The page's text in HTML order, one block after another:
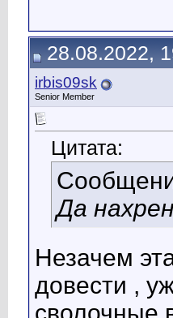
28.08.2022,
irbis09sk
Senior Member
Цитата:
Да
Незачем
довести ,